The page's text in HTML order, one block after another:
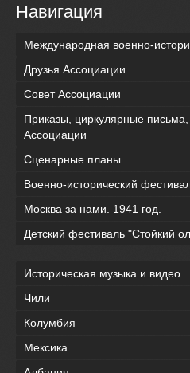
Навигация
Международная военно-
Друзья Ассоциации
Совет Ассоциации
Приказы, циркулярные
Ассоциации
Сценарные планы
Военно-исторический
Москва за нами. 1941 год.
Детский фестиваль "Стойкий
Историческая музыка и видео
Чили
Колумбия
Мексика